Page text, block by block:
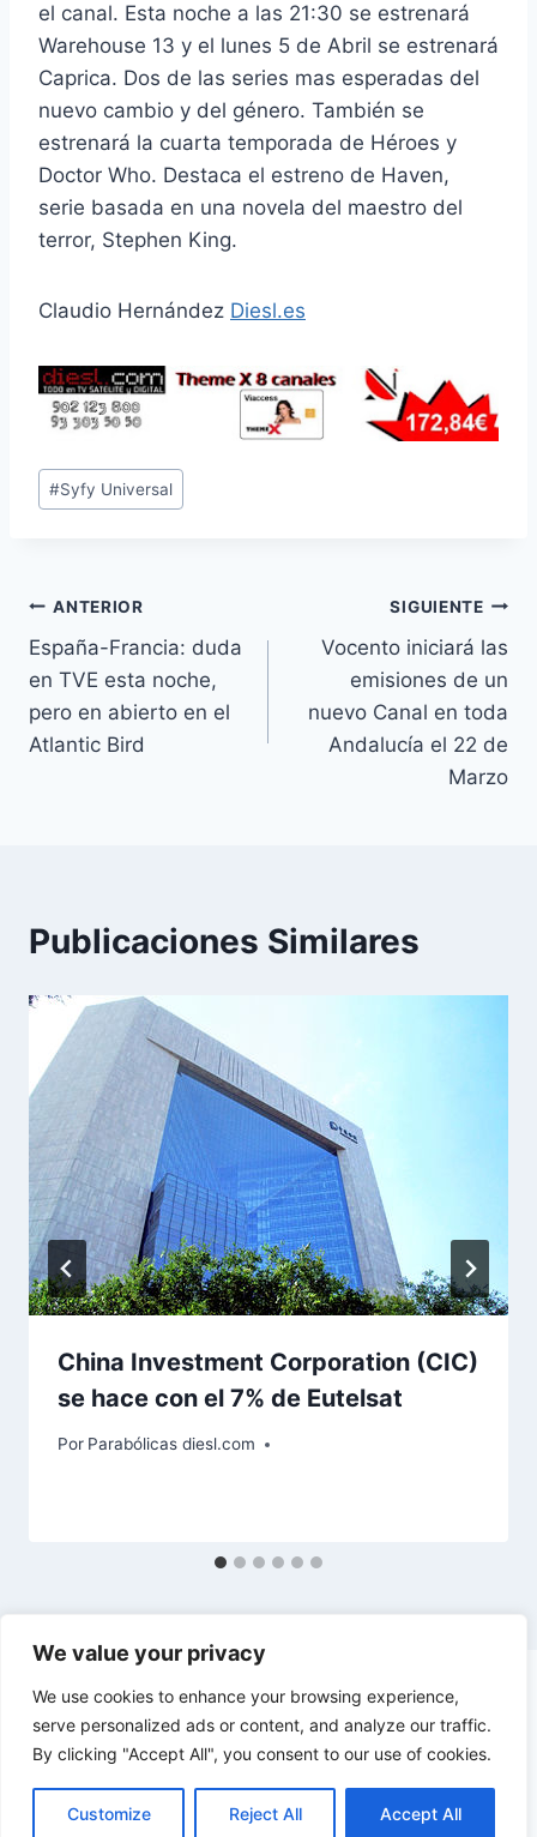
We value your privacy
We use cookies to enhance your browsing experience,
serve personalized ads or content, and analyze our traffic.
By clicking "Accept All", you consent to our use of cookies.
Customize Reject All Accept All
el canal. Esta noche a las 21:30 se estrenará
Warehouse 13 y el lunes 5 de Abril se estrenará
Caprica. Dos de las series mas esperadas del
nuevo cambio y del género. También se
estrenará la cuarta temporada de Héroes y
Doctor Who. Destaca el estreno de Haven,
serie basada en una novela del maestro del
terror, Stephen King.
Claudio Hernández Diesl.es
Etiquetas
de
#Syfy Universal
Navegación
de
entradas
ANTERIOR
España-Francia: duda
en TVE esta noche,
pero en abierto en el
Atlantic Bird
SIGUIENTE
Vocento iniciará las
emisiones de un
nuevo Canal en toda
Andalucía el 22 de
Marzo
Publicaciones Similares
China Investment Corporation (CIC)
se hace con el 7% de Eutelsat
Por Parabólicas diesl.com
© 2026 diesl.com - Tema para WordPress por
Kadence WP